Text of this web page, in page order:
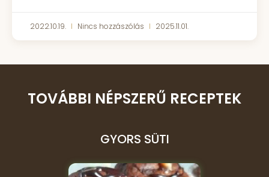
2022.10.19. Nincs hozzászólás 2025.11.01.
TOVÁBBI NÉPSZERŰ RECEPTEK
GYORS SÜTI